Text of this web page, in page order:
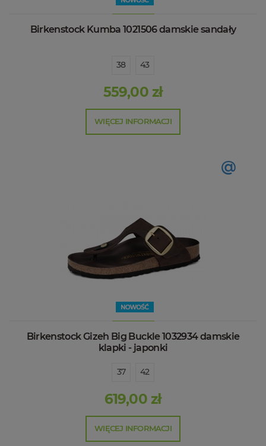
Birkenstock Kumba 1021506 damskie sandały
38 43
559,00 zł
WIĘCEJ INFORMACJI
@
Birkenstock Gizeh Big Buckle 1032934 damskie
klapki - japonki
37 42
619,00 zł
WIĘCEJ INFORMACJI